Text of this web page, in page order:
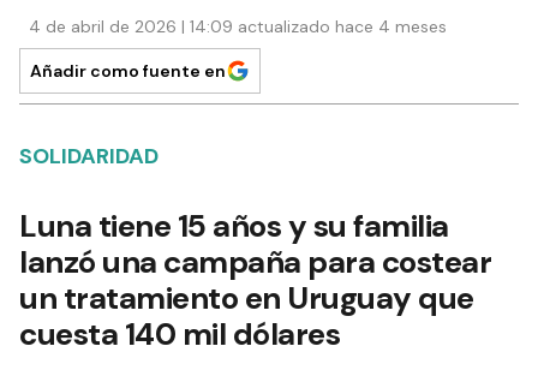
4 de abril de 2026 | 14:09 actualizado hace 4 meses
Añadir como fuente en
SOLIDARIDAD
Luna tiene 15 años y su familia
lanzó una campaña para costear
un tratamiento en Uruguay que
cuesta 140 mil dólares